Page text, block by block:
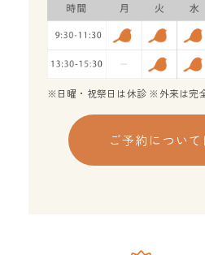
※日曜・祝祭日は休診 ※外来は完
ご予約につい